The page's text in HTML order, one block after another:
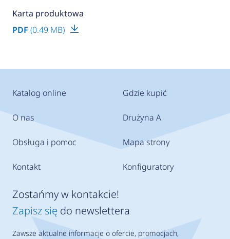
Karta produktowa
PDF (0.49 MB)
Katalog online
O nas
Obsługa i pomoc
Kontakt
Gdzie kupić
Drużyna A
Mapa strony
Konfiguratory
Zostańmy w kontakcie!
Zapisz się do newslettera
Zawsze aktualne informacje o ofercie, promocjach,